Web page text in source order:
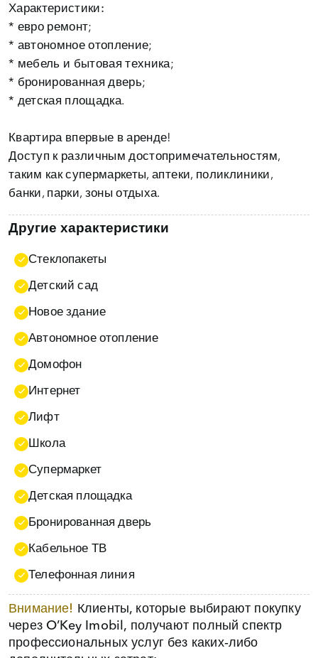
Характеристики:
* евро ремонт;
* автономное отопление;
* мебель и бытовая техника;
* бронированная дверь;
* детская площадка.
Квартира впервые в аренде!
Доступ к различным достопримечательностям,
таким как супермаркеты, аптеки, поликлиники,
банки, парки, зоны отдыха.
Другие характеристики
Стеклопакеты
Детский сад
Новое здание
Автономное отопление
Домофон
Интернет
Лифт
Школа
Супермаркет
Детская площадка
Бронированная дверь
Кабельное ТВ
Телефонная линия
Внимание!
Клиенты, которые выбирают покупку
через O’Key Imobil, получают полный спектр
профессиональных услуг без каких‑либо